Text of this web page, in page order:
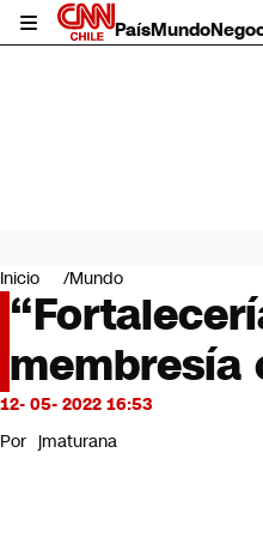
PaísMundo
Mundo
Negocios
Deportes
Programas completos
Cultura
Servicios
Bits
CNN Data
Inicio Mundo
membresía
12- 05- 2022 16:53
Por jmaturana